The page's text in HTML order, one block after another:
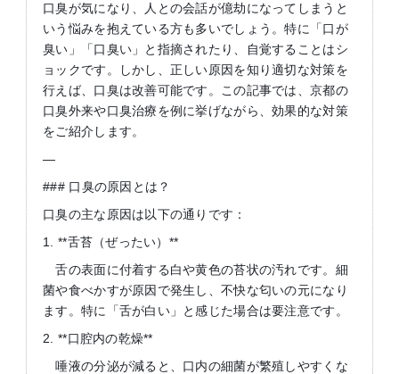
口臭が気になり、人との会話が億劫になってしまうと
いう悩みを抱えている方も多いでしょう。特に「口が
臭い」「口臭い」と指摘されたり、自覚することはシ
ョックです。しかし、正しい原因を知り適切な対策を
行えば、口臭は改善可能です。この記事では、京都の
口臭外来や口臭治療を例に挙げながら、効果的な対策
をご紹介します。
—
### 口臭の原因とは？
口臭の主な原因は以下の通りです：
1. **舌苔（ぜったい）**
舌の表面に付着する白や黄色の苔状の汚れです。細
菌や食べかすが原因で発生し、不快な匂いの元になり
ます。特に「舌が白い」と感じた場合は要注意です。
2. **口腔内の乾燥**
唾液の分泌が減ると、口内の細菌が繁殖しやすくな